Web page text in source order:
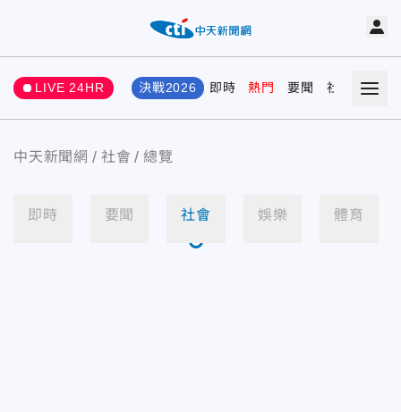
LIVE 24HR 決戰2026 即時 熱門 要聞 社會 娛樂
中天新聞網 社會 總覽
即時 要聞 社會 娛樂 體育